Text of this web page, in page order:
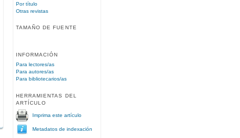
Por título
Otras revistas
TAMAÑO DE FUENTE
INFORMACIÓN
Para lectores/as
Para autores/as
Para bibliotecarios/as
HERRAMIENTAS DEL
ARTÍCULO
Imprima este artículo
Metadatos de indexación